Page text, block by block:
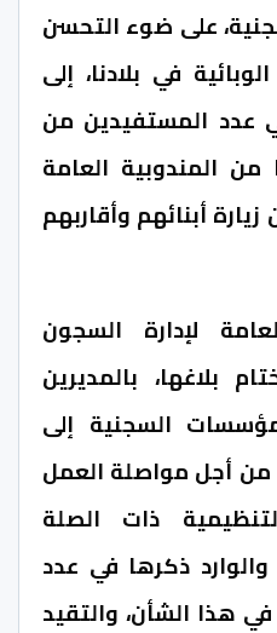
على ضوء التحسن
في بلادنا، إلى
عدد المستفيدين من
المندوبية العامة
أبنائهم وأقاربهم
لإدارة السجون
بلاغها، بالمديرين
السجنية إلى
أجل مواصلة العمل
ذات الصلة
والوارد ذكرها في عدد
هذا الشأن، والتقيد